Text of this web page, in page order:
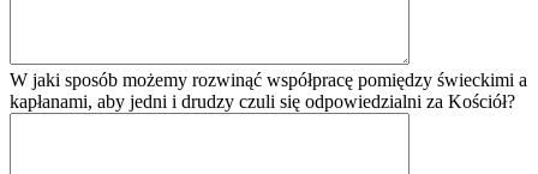
W jaki sposób możemy rozwinąć współpracę pomiędzy świeckimi a
kapłanami, aby jedni i drudzy czuli się odpowiedzialni za Kościół?